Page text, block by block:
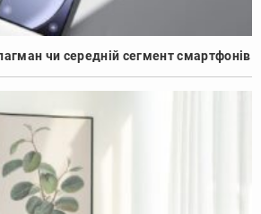
чи середній сегмент смартфонів